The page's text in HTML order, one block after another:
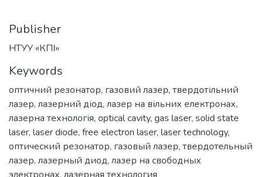
Publisher
НТУУ «КПІ»
Keywords
оптичний резонатор, газовий лазер, твердотільний
лазер, лазерний діод, лазер на вільних електронах,
лазерна технологія, optical cavity, gas laser, solid state
laser, laser diode, free electron laser, laser technology,
оптический резонатор, газовый лазер, твердотельный
лазер, лазерный диод, лазер на свободных